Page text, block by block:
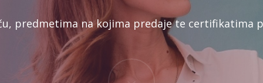
predmetima na kojima predaje te certifikatima